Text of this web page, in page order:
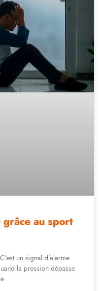
au sport
un signal d’alarme
la pression dépasse